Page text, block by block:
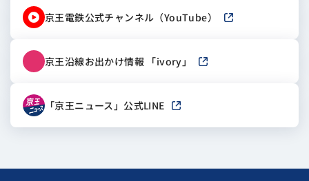
京王電鉄公式チャンネル（YouTube） 新しいウィンドウ
京王沿線お出かけ情報 「ivory」 新しいウィンドウで開き
「京王ニュース」公式LINE 新しいウィンドウで開きます